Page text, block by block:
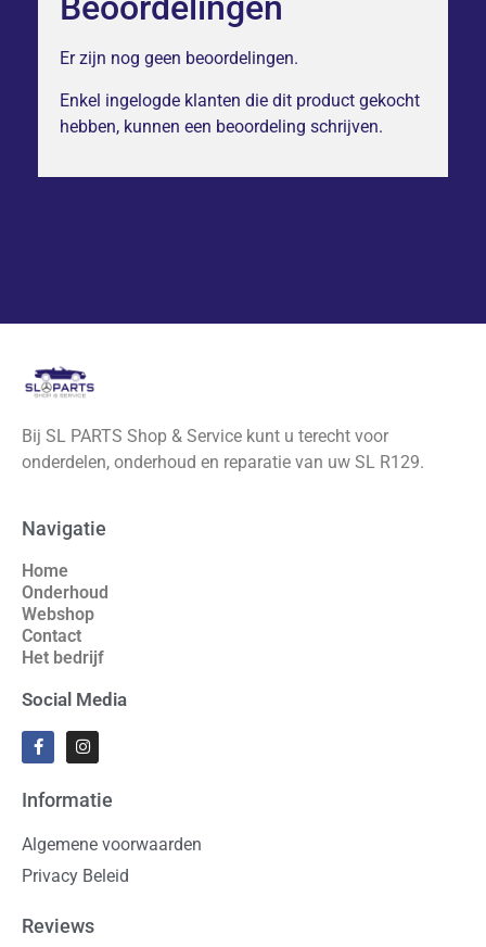
Er zijn nog geen beoordelingen.
Enkel ingelogde klanten die dit product gekocht
hebben, kunnen een beoordeling schrijven.
Bij SL PARTS Shop & Service kunt u terecht voor
onderdelen, onderhoud en reparatie van uw SL R129.
Navigatie
Home
Onderhoud
Webshop
Contact
Het bedrijf
Social Media
Informatie
Algemene voorwaarden
Privacy Beleid
Reviews